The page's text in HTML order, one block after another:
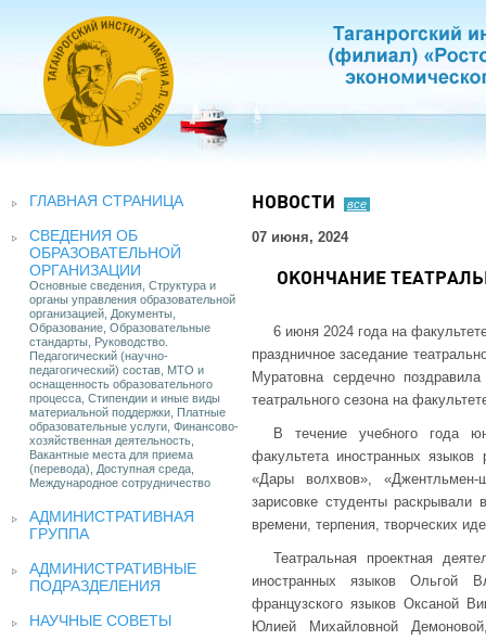
ГЛАВНАЯ СТРАНИЦА
СВЕДЕНИЯ ОБ
ОБРАЗОВАТЕЛЬНОЙ
ОРГАНИЗАЦИИ
Основные сведения, Структура и
органы управления образовательной
организацией, Документы,
Образование, Образовательные
стандарты, Руководство.
Педагогический (научно-
педагогический) состав, МТО и
оснащенность образовательного
процесса, Стипендии и иные виды
материальной поддержки, Платные
образовательные услуги, Финансово-
хозяйственная деятельность,
Вакантные места для приема
(перевода), Доступная среда,
Международное сотрудничество
АДМИНИСТРАТИВНАЯ
ГРУППА
АДМИНИСТРАТИВНЫЕ
ПОДРАЗДЕЛЕНИЯ
НАУЧНЫЕ СОВЕТЫ
НОВОСТИ все
07 июня, 2024
ОКОНЧАНИЕ
6 июня 2024 года на
праздничное заседание
Муратовна сердечно
театрального сезона на
В течение учебного года
факультета иностранных
«Дары волхвов»,
зарисовке студенты
времени, терпения, творческих
Театральная проектная
иностранных языков Ольгой
французского языков Оксаной
Юлией Михайловной